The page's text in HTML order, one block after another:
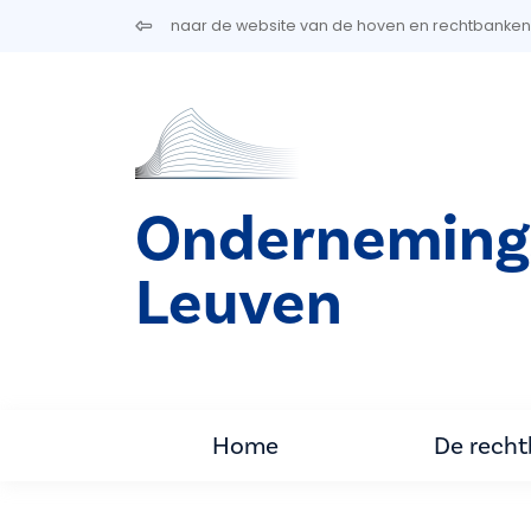
Overslaan en naar de inhoud gaannaar de website van de hoven en rechtbanken
Leuven
Home De